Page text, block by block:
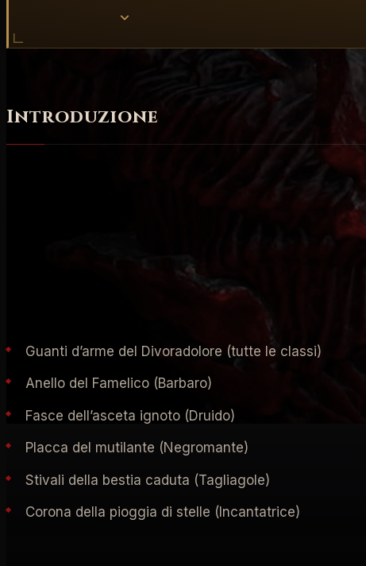
Introduzione
Spesso le Build in Diablo IV richiedono oggetti
"
appartengono e il boss su cui puntare per cercare di
(il nome attribuito al Boss dopo che lo avete
la seconda stagione di Diablo IV
Guanti d’arme del Divoradolore (tutte le classi)
Anello del Famelico (Barbaro)
Fasce dell’asceta ignoto (Druido)
Placca del mutilante (Negromante)
Stivali della bestia caduta (Tagliagole)
Corona della pioggia di stelle (Incantatrice)